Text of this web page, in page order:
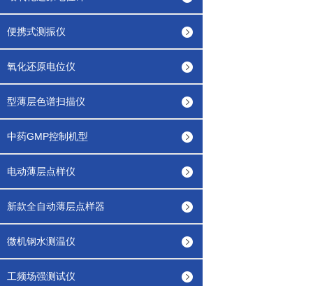
便携式测振仪
氧化还原电位仪
型薄层色谱扫描仪
中药GMP控制机型
电动薄层点样仪
新款全自动薄层点样器
微机钢水测温仪
工频场强测试仪